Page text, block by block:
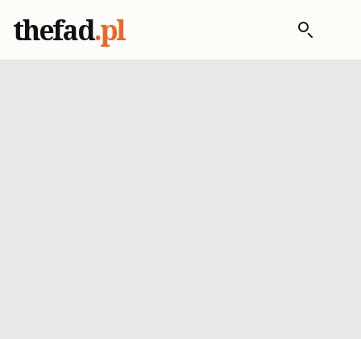
thefad.pl